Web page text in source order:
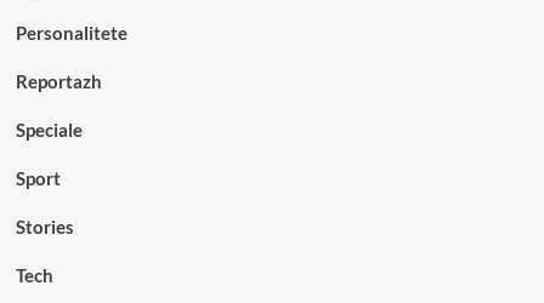
Personalitete
Reportazh
Speciale
Sport
Stories
Tech